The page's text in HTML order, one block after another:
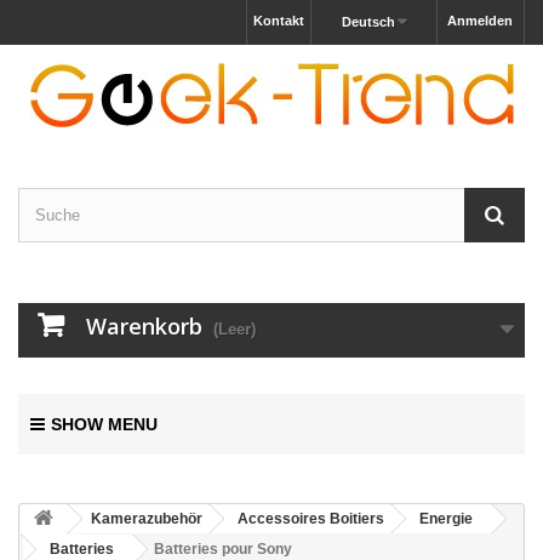
Anmelden
Deutsch
Kontakt
Warenkorb (Leer)
SHOW MENU
Kamerazubehör Accessoires Boitiers
Energie
Batteries
Batteries pour Sony